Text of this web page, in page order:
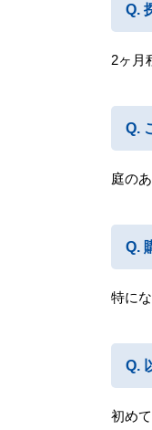
2ヶ月
庭の
特にな
初め